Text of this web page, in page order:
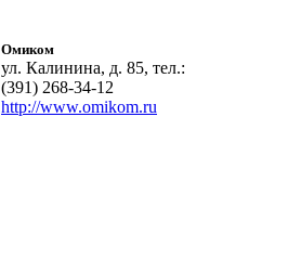
Омиком
ул. Калинина, д. 85, тел.:
(391) 268-34-12
http://www.omikom.ru